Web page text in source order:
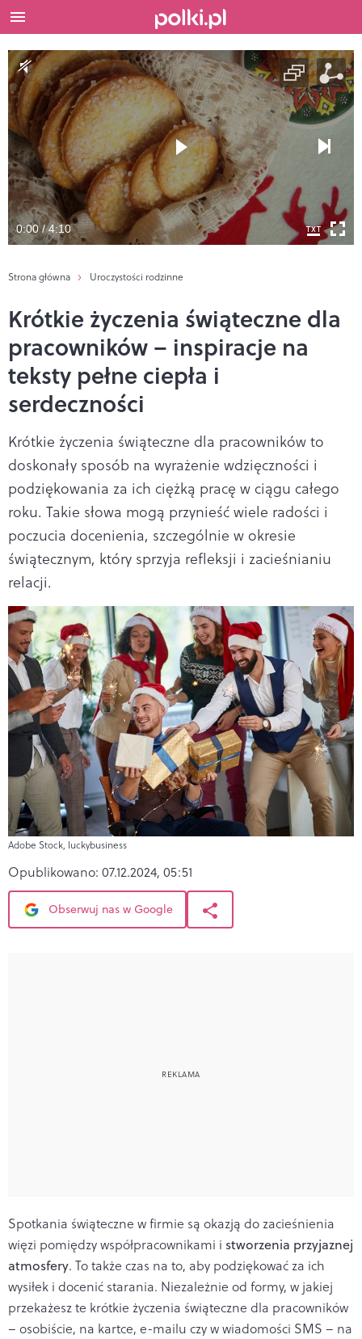
0:00 / 4:10
Strona główna Uroczystości rodzinne
Krótkie życzenia świąteczne dla
pracowników – inspiracje na
teksty pełne ciepła i
serdeczności
Krótkie życzenia świąteczne dla pracowników to
doskonały sposób na wyrażenie wdzięczności i
podziękowania za ich ciężką pracę w ciągu całego
roku. Takie słowa mogą przynieść wiele radości i
poczucia docenienia, szczególnie w okresie
świątecznym, który sprzyja refleksji i zacieśnianiu
relacji.
Adobe Stock, luckybusiness
Opublikowano: 07.12.2024, 05:51
Obserwuj nas w Google
Spotkania świąteczne w firmie są okazją do zacieśnienia
więzi pomiędzy współpracownikami i stworzenia przyjaznej
atmosfery. To także czas na to, aby podziękować za ich
wysiłek i docenić starania. Niezależnie od formy, w jakiej
przekażesz te krótkie życzenia świąteczne dla pracowników
– osobiście, na kartce, e-mailu czy w wiadomości SMS – na